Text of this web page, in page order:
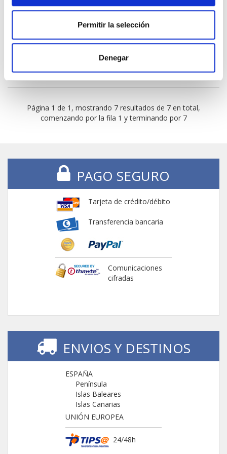
Permitir la selección
Denegar
AVÍSAME SI HAY STOCK
Página 1 de 1, mostrando 7 resultados de 7 en total,
comenzando por la fila 1 y terminando por 7
PAGO SEGURO
Tarjeta de crédito/débito
Transferencia bancaria
Comunicaciones
cifradas
ENVIOS Y DESTINOS
ESPAÑA
Península
Islas Baleares
Islas Canarias
UNIÓN EUROPEA
24/48h